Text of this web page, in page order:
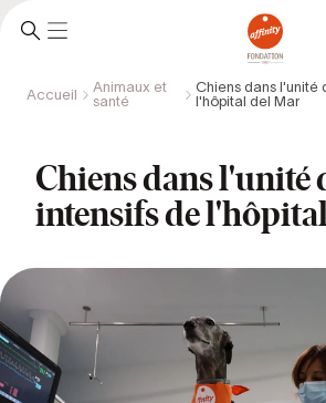
Accueil
Animaux et
santé
Chiens dans l'unité
l'hôpital del Mar
Chiens dans l'unité
intensifs de